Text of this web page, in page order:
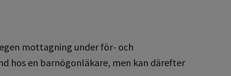
mottagning under för- och
hos en barnögonläkare, men kan därefter